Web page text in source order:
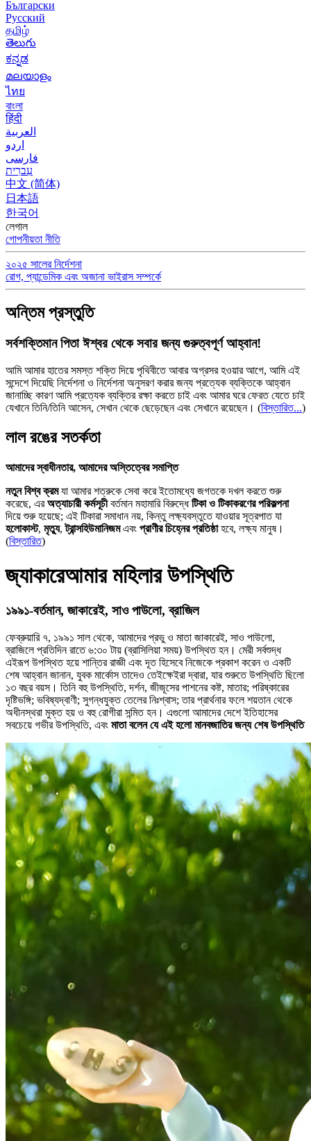
Български
Русский
தமிழ்
తెలుగు
ಕನ್ನಡ
മലയാളം
ไทย
বাংলা
हिंदी
العربية
اردو
فارسی
עִברִית
中文 (简体)
日本語
한국어
লেগাল
গোপনীয়তা নীতি
২০২৫ সালের নির্দেশনা
রোগ, প্যান্ডেমিক এবং অজানা ভাইরাস সম্পর্কে
অন্তিম প্রস্তুতি
সর্বশক্তিমান পিতা ঈশ্বর থেকে সবার জন্য গুরুত্বপূর্ণ আহ্বান!
আমি আমার হাতের সমস্ত শক্তি দিয়ে পৃথিবীতে আবার অগ্রসর হওয়ার আগে, আমি এই
সন্দেশে দিয়েছি নির্দেশনা ও নির্দেশনা অনুসরণ করার জন্য প্রত্যেক ব্যক্তিকে আহ্বান
জানাচ্ছি কারণ আমি প্রত্যেক ব্যক্তির রক্ষা করতে চাই এবং আমার ঘরে ফেরত যেতে চাই
যেখানে তিনি/তিনি আসেন, সেখান থেকে ছেড়েছেন এবং সেখানে রয়েছেন। (বিস্তারিত...)
লাল রঙের সতর্কতা
আমাদের স্বাধীনতার, আমাদের অস্তিত্বের সমাপ্তি
নতুন বিশ্ব ক্রমযা আমার শত্রুকে সেবা করে ইতোমধ্যে জগতকে দখল করতে শুরু
করেছে, এরঅত্যাচারী কর্মসূচীবর্তমান মহামারি বিরুদ্ধেটিকা ও টিকাকরণের পরিকল্পনা
দিয়ে শুরু হয়েছে; এই টিকারা সমাধান নয়, কিন্তু লক্ষ্যবস্তুতে যাওয়ার সূত্রপাত যা
হলোকাস্ট, মৃত্যু,ট্রান্সহিউমানিজমএবং প্রাণীর চিহ্নের প্রতিষ্ঠাহবে, লক্ষ্য মানুষ।
(বিস্তারিত)
জ্যাকারেআমার মহিলার উপস্থিতি
১৯৯১-বর্তমান, জাকারেই, সাও পাউলো, ব্রাজিল
ফেব্রুয়ারি ৭, ১৯৯১ সাল থেকে, আমাদের প্রভু ও মাতা জাকারেই, সাও পাউলো,
ব্রাজিলে প্রতিদিন রাতে ৬:৩০ টায় (ব্রাসিলিয়া সময়) উপস্থিত হন। মেরী সর্বশুদ্ধ
এইরূপ উপস্থিত হয়ে শান্তির রাজ্ঞী এবং দূত হিসেবে নিজেকে প্রকাশ করেন ও একটি
শেষ আহ্বান জানান, যুবক মার্কোস তাদেও তেইক্ষেইরা দ্বারা, যার শুরুতে উপস্থিতি ছিলো
১৩ বছর বয়স। তিনি বহু উপস্থিতি, দর্শন, জীজূসের পাশনের কষ্ট, মাতার; পরিষ্কারের
দৃষ্টিভঙ্গি; ভবিষ্যদ্বাণী; সুগন্ধযুক্ত তেলের নিঃশ্বাস; তার প্রার্থনার ফলে শয়তান থেকে
অধীনস্থরা মুক্ত হয় ও বহু রোগীরা সন্মিত হন। এগুলো আমাদের দেশে ইতিহাসের
সবচেয়ে গভীর উপস্থিতি, এবং মাতা বলেন যে এই হলো মানবজাতির জন্য শেষ উপস্থিতি